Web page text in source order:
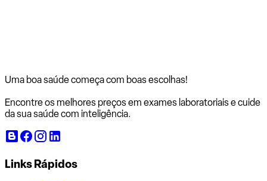
Uma boa saúde começa com boas escolhas!
Encontre os melhores preços em exames laboratoriais e cuide
da sua saúde com inteligência.
Links Rápidos